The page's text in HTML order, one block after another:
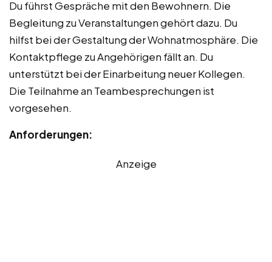
Du führst Gespräche mit den Bewohnern. Die
Begleitung zu Veranstaltungen gehört dazu. Du
hilfst bei der Gestaltung der Wohnatmosphäre. Die
Kontaktpflege zu Angehörigen fällt an. Du
unterstützt bei der Einarbeitung neuer Kollegen.
Die Teilnahme an Teambesprechungen ist
vorgesehen.
Anforderungen:
Anzeige